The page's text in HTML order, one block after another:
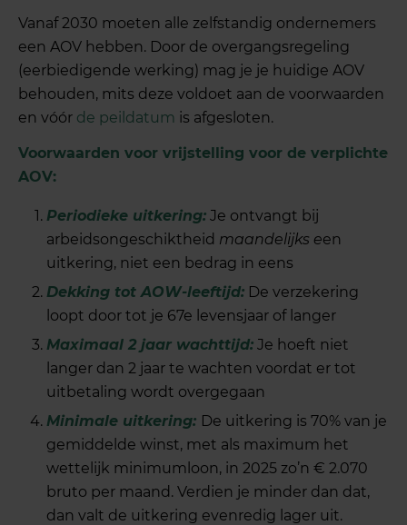
Vanaf 2030 moeten alle zelfstandig ondernemers
een AOV hebben. Door de overgangsregeling
(eerbiedigende werking) mag je je huidige AOV
behouden, mits deze voldoet aan de voorwaarden
en vóór de peildatum is afgesloten.
Voorwaarden voor vrijstelling voor de verplichte
AOV:
Periodieke uitkering: Je ontvangt bij
arbeidsongeschiktheid maandelijks een
uitkering, niet een bedrag in eens
Dekking tot AOW-leeftijd: De verzekering
loopt door tot je 67e levensjaar of langer
Maximaal 2 jaar wachttijd: Je hoeft niet
langer dan 2 jaar te wachten voordat er tot
uitbetaling wordt overgegaan
Minimale uitkering: De uitkering is 70% van je
gemiddelde winst, met als maximum het
wettelijk minimumloon, in 2025 zo’n € 2.070
bruto per maand. Verdien je minder dan dat,
dan valt de uitkering evenredig lager uit.